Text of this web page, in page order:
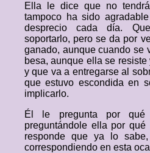
Ella le dice que no
tampoco ha sido
desprecio cada día.
soportarlo, pero se da por
ganado, aunque cuando se
besa, aunque ella se
y que va a entregarse al
que estuvo escondida en
implicarlo.
Él le pregunta por qué
preguntándole ella por
responde que ya lo
correspondiendo en esta